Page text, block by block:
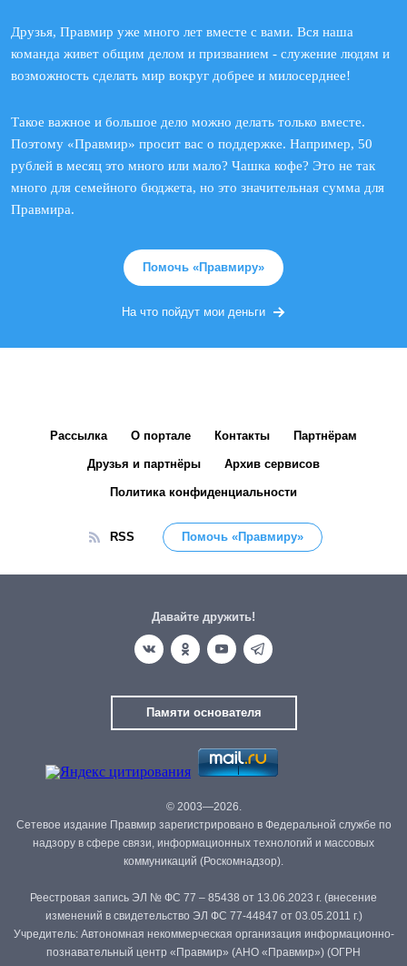
Друзья, Правмир уже много лет вместе с вами. Вся наша
команда живет общим делом и призванием - служение людям и
возможность сделать мир вокруг добрее и милосерднее!
Такое важное и большое дело можно делать только вместе.
Поэтому «Правмир» просит вас о поддержке. Например, 50
рублей в месяц это много или мало? Чашка кофе? Это не так
много для семейного бюджета, но это значительная сумма для
Правмира.
Помочь «Правмиру»
На что пойдут мои деньги
Рассылка О портале Контакты Партнёрам
Друзья и партнёры Архив сервисов
Политика конфиденциальности
RSS Помочь «Правмиру»
Давайте дружить!
Памяти основателя
© 2003—2026.
Сетевое издание Правмир зарегистрировано в Федеральной службе по
надзору в сфере связи, информационных технологий и массовых
коммуникаций (Роскомнадзор).
Реестровая запись ЭЛ № ФС 77 – 85438 от 13.06.2023 г. (внесение
изменений в свидетельство ЭЛ ФС 77-44847 от 03.05.2011 г.)
Учредитель: Автономная некоммерческая организация информационно-
познавательный центр «Правмир» (АНО «Правмир») (ОГРН